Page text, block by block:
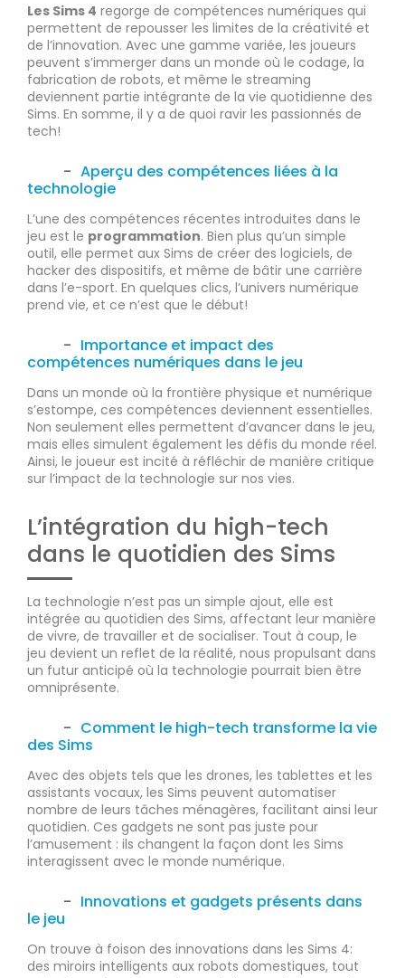
Les Sims 4 regorge de compétences numériques qui
permettent de repousser les limites de la créativité et
de l’innovation. Avec une gamme variée, les joueurs
peuvent s’immerger dans un monde où le codage, la
fabrication de robots, et même le streaming
deviennent partie intégrante de la vie quotidienne des
Sims. En somme, il y a de quoi ravir les passionnés de
tech!
Aperçu des compétences liées à la
technologie
L’une des compétences récentes introduites dans le
jeu est le programmation. Bien plus qu’un simple
outil, elle permet aux Sims de créer des logiciels, de
hacker des dispositifs, et même de bâtir une carrière
dans l’e-sport. En quelques clics, l’univers numérique
prend vie, et ce n’est que le début!
Importance et impact des
compétences numériques dans le jeu
Dans un monde où la frontière physique et numérique
s’estompe, ces compétences deviennent essentielles.
Non seulement elles permettent d’avancer dans le jeu,
mais elles simulent également les défis du monde réel.
Ainsi, le joueur est incité à réfléchir de manière critique
sur l’impact de la technologie sur nos vies.
L’intégration du high-tech
dans le quotidien des Sims
La technologie n’est pas un simple ajout, elle est
intégrée au quotidien des Sims, affectant leur manière
de vivre, de travailler et de socialiser. Tout à coup, le
jeu devient un reflet de la réalité, nous propulsant dans
un futur anticipé où la technologie pourrait bien être
omniprésente.
Comment le high-tech transforme la vie
des Sims
Avec des objets tels que les drones, les tablettes et les
assistants vocaux, les Sims peuvent automatiser
nombre de leurs tâches ménagères, facilitant ainsi leur
quotidien. Ces gadgets ne sont pas juste pour
l’amusement : ils changent la façon dont les Sims
interagissent avec le monde numérique.
Innovations et gadgets présents dans
le jeu
On trouve à foison des innovations dans les Sims 4:
des miroirs intelligents aux robots domestiques, tout